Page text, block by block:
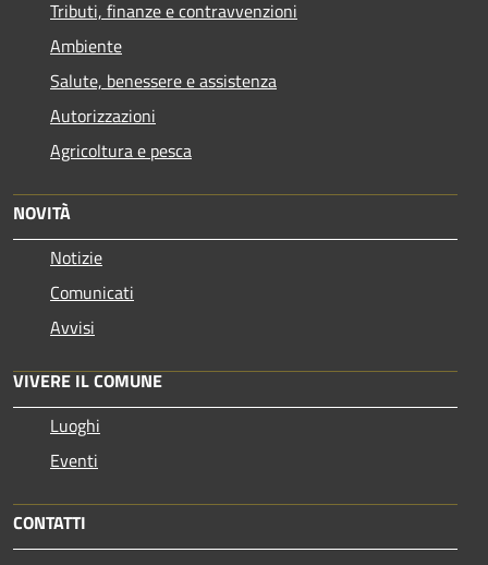
Tributi, finanze e contravvenzioni
Ambiente
Salute, benessere e assistenza
Autorizzazioni
Agricoltura e pesca
NOVITÀ
Notizie
Comunicati
Avvisi
VIVERE IL COMUNE
Luoghi
Eventi
CONTATTI